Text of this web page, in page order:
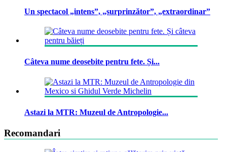
Un spectacol „intens”, „surprinzător”, „extraordinar”
Câteva nume deosebite pentru fete. Și...
Astazi la MTR: Muzeul de Antropologie...
Recomandari